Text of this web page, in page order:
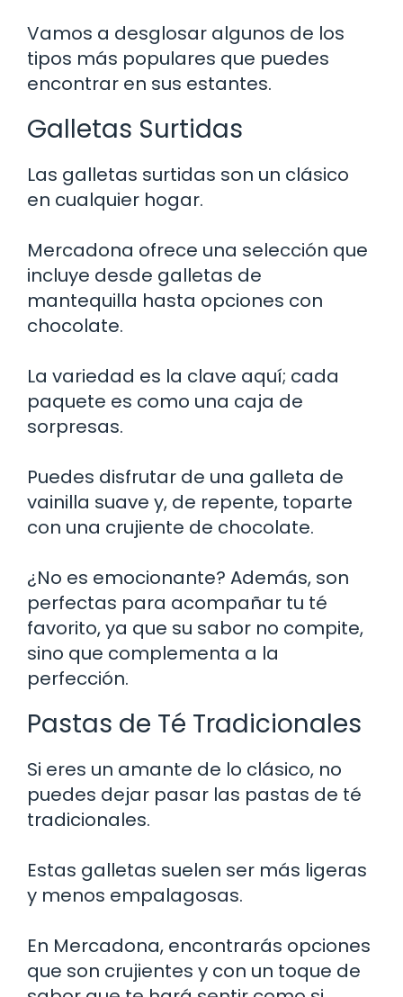
Vamos a desglosar algunos de los
tipos más populares que puedes
encontrar en sus estantes.
Galletas Surtidas
Las galletas surtidas son un clásico
en cualquier hogar.
Mercadona ofrece una selección que
incluye desde galletas de
mantequilla hasta opciones con
chocolate.
La variedad es la clave aquí; cada
paquete es como una caja de
sorpresas.
Puedes disfrutar de una galleta de
vainilla suave y, de repente, toparte
con una crujiente de chocolate.
¿No es emocionante? Además, son
perfectas para acompañar tu té
favorito, ya que su sabor no compite,
sino que complementa a la
perfección.
Pastas de Té Tradicionales
Si eres un amante de lo clásico, no
puedes dejar pasar las pastas de té
tradicionales.
Estas galletas suelen ser más ligeras
y menos empalagosas.
En Mercadona, encontrarás opciones
que son crujientes y con un toque de